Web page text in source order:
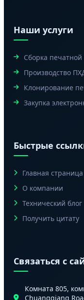
Наши услуги
Сборка
Производство
Клонирование
Закупка
Быстрые
Главная страница
О компании
Технический блог
Получить цитату
Связаться с
Комната 805,
Chuangqiang